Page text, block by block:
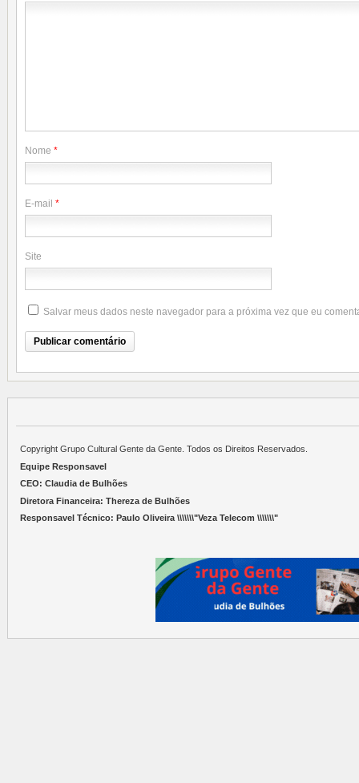
Nome *
E-mail *
Site
Salvar meus dados neste navegador para a próxima vez que eu
Copyright Grupo Cultural Gente da Gente. Todos os Direitos Reservados.
Equipe Responsavel
CEO: Claudia de Bulhões
Diretora Financeira: Thereza de Bulhões
Responsavel Técnico: Paulo Oliveira \\\\\\\"Veza Telecom \\\\\\\"